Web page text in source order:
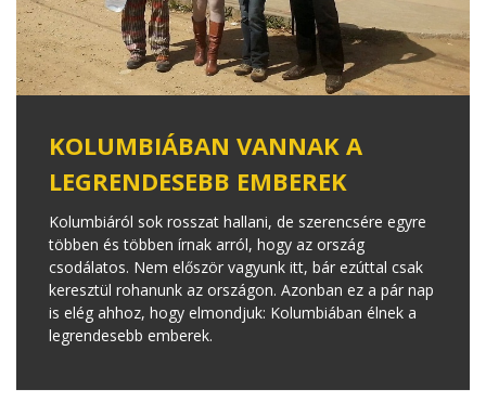
KOLUMBIÁBAN VANNAK A
LEGRENDESEBB EMBEREK
Kolumbiáról sok rosszat hallani, de szerencsére egyre
többen és többen írnak arról, hogy az ország
csodálatos. Nem először vagyunk itt, bár ezúttal csak
keresztül rohanunk az országon. Azonban ez a pár nap
is elég ahhoz, hogy elmondjuk: Kolumbiában élnek a
legrendesebb emberek.